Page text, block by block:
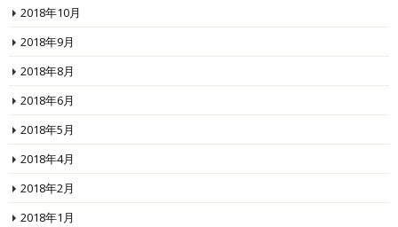
2018年10月
2018年9月
2018年8月
2018年6月
2018年5月
2018年4月
2018年2月
2018年1月